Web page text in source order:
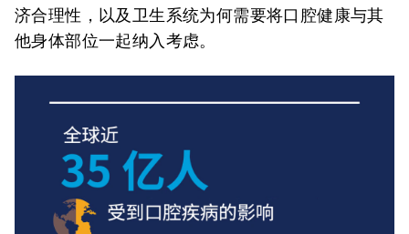
济合理性，以及卫生系统为何需要将口腔健康与其
他身体部位一起纳入考虑。